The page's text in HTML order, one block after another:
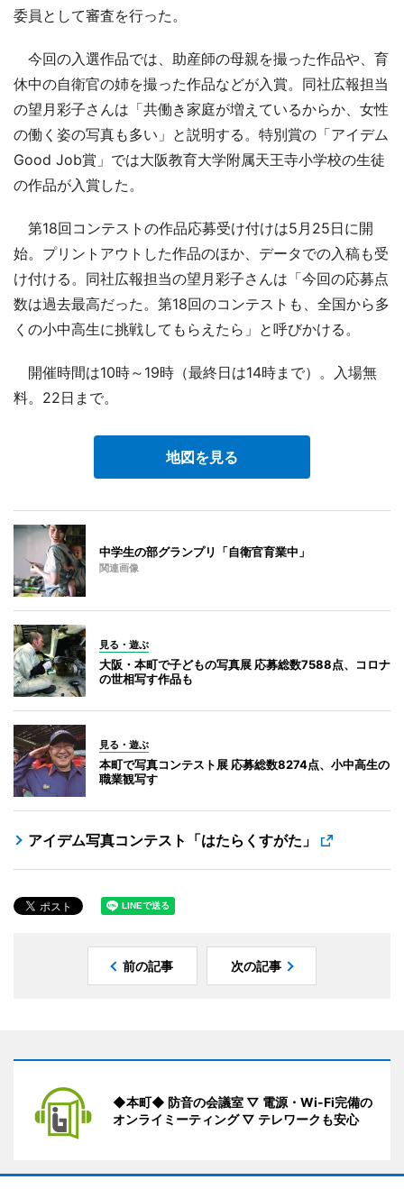
委員として審査を行った。
今回の入選作品では、助産師の母親を撮った作品や、育
休中の自衛官の姉を撮った作品などが入賞。同社広報担当
の望月彩子さんは「共働き家庭が増えているからか、女性
の働く姿の写真も多い」と説明する。特別賞の「アイデム
Good Job賞」では大阪教育大学附属天王寺小学校の生徒
の作品が入賞した。
第18回コンテストの作品応募受け付けは5月25日に開
始。プリントアウトした作品のほか、データでの入稿も受
け付ける。同社広報担当の望月彩子さんは「今回の応募点
数は過去最高だった。第18回のコンテストも、全国から多
くの小中高生に挑戦してもらえたら」と呼びかける。
開催時間は10時～19時（最終日は14時まで）。入場無
料。22日まで。
地図を見る
中学生の部グランプリ「自衛官育業中」
関連画像
見る・遊ぶ
大阪・本町で子どもの写真展 応募総数7588点、コロナ
の世相写す作品も
見る・遊ぶ
本町で写真コンテスト展 応募総数8274点、小中高生の
職業観写す
アイデム写真コンテスト「はたらくすがた」
前の記事 次の記事
◆本町◆ 防音の会議室 ▽ 電源・Wi-Fi完備の
オンライミーティング ▽ テレワークも安心